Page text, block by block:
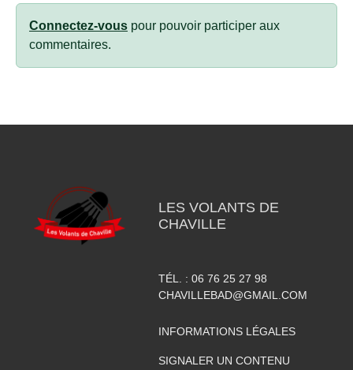
Connectez-vous pour pouvoir participer aux
commentaires.
LES VOLANTS DE
CHAVILLE
TÉL. : 06 76 25 27 98
CHAVILLEBAD@GMAIL.COM
INFORMATIONS LÉGALES
SIGNALER UN CONTENU